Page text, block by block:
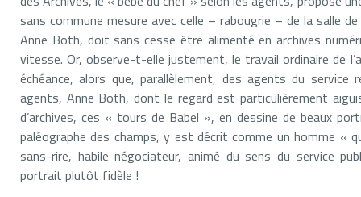
sans commune mesure avec celle – rabougrie – de la salle
Anne Both, doit sans cesse être alimenté en archives
vitesse. Or, observe-t-elle justement, le travail ordinaire de
échéance, alors que, parallèlement, des agents du
agents, Anne Both, dont le regard est particulièrement
d’archives, ces « tours de Babel », en dessine de beaux
paléographe des champs, y est décrit comme un homme «
sans-rire, habile négociateur, animé du sens du service
portrait plutôt fidèle !